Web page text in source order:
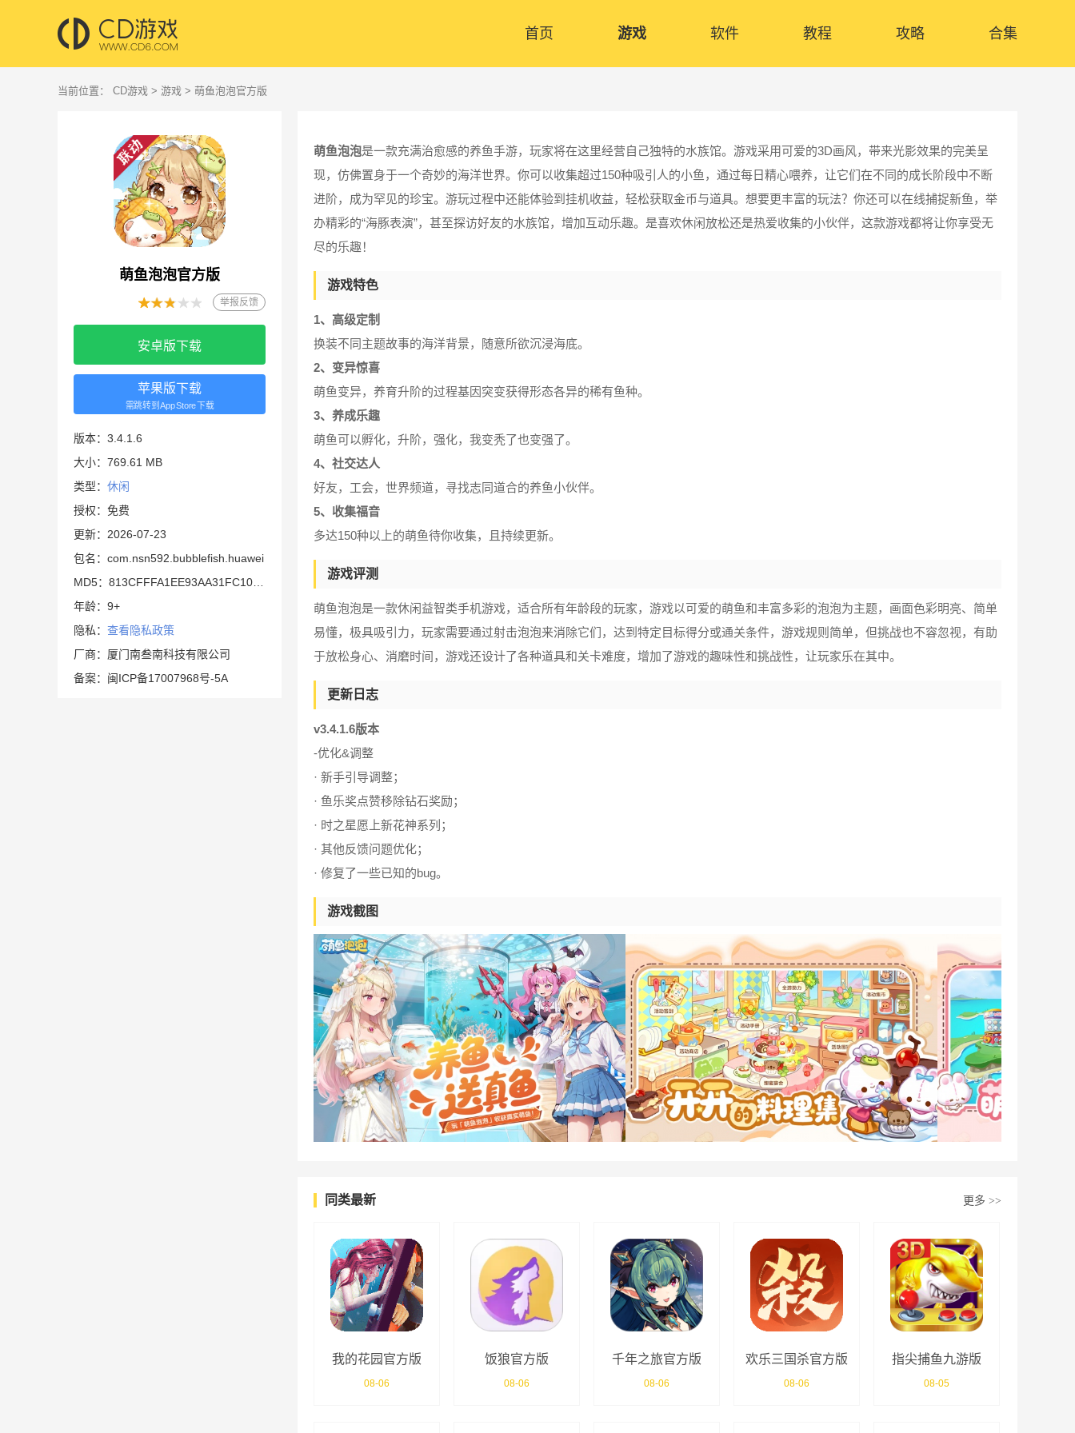
首页 游戏 软件 教程 攻略 合集
当前位置： CD游戏 > 游戏 > 萌鱼泡泡官方版
萌鱼泡泡官方版
举报反馈
安卓版下载
苹果版下载
需跳转到AppStore下载
版本：3.4.1.6
大小：769.61 MB
类型： 休闲
授权：免费
更新：2026-07-23
包名：com.nsn592.bubblefish.huawei
年龄：9+
隐私： 查看隐私政策
厂商：厦门南叁南科技有限公司
备案：闽ICP备17007968号-5A
萌鱼泡泡是一款充满治愈感的养鱼手游，玩家将在这里经营自己独特的水族馆。游戏采用可爱的3D画风，带来光影效果的完美呈
现，仿佛置身于一个奇妙的海洋世界。你可以收集超过150种吸引人的小鱼，通过每日精心喂养，让它们在不同的成长阶段中不断
进阶，成为罕见的珍宝。游玩过程中还能体验到挂机收益，轻松获取金币与道具。想要更丰富的玩法？你还可以在线捕捉新鱼，举
办精彩的“海豚表演”，甚至探访好友的水族馆，增加互动乐趣。是喜欢休闲放松还是热爱收集的小伙伴，这款游戏都将让你享受无
尽的乐趣！
游戏特色
1、高级定制
换装不同主题故事的海洋背景，随意所欲沉浸海底。
2、变异惊喜
萌鱼变异，养育升阶的过程基因突变获得形态各异的稀有鱼种。
3、养成乐趣
萌鱼可以孵化，升阶，强化，我变秃了也变强了。
4、社交达人
好友，工会，世界频道，寻找志同道合的养鱼小伙伴。
5、收集福音
多达150种以上的萌鱼待你收集，且持续更新。
游戏评测
萌鱼泡泡是一款休闲益智类手机游戏，适合所有年龄段的玩家，游戏以可爱的萌鱼和丰富多彩的泡泡为主题，画面色彩明亮、简单
易懂，极具吸引力，玩家需要通过射击泡泡来消除它们，达到特定目标得分或通关条件，游戏规则简单，但挑战也不容忽视，有助
于放松身心、消磨时间，游戏还设计了各种道具和关卡难度，增加了游戏的趣味性和挑战性，让玩家乐在其中。
更新日志
v3.4.1.6版本
-优化&调整
· 新手引导调整；
· 鱼乐奖点赞移除钻石奖励；
· 时之星愿上新花神系列；
· 其他反馈问题优化；
· 修复了一些已知的bug。
游戏截图
同类最新 更多 >>
我的花园官方版
08-06
饭狼官方版
08-06
千年之旅官方版
08-06
欢乐三国杀官方版
08-06
指尖捕鱼九游版
08-05